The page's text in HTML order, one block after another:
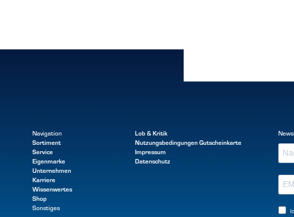
Navigation
Sortiment
Service
Eigenmarke
Unternehmen
Karriere
Wissenwertes
Shop
Sonstiges
Lob & Kritik
NutzungsbedingungenGutscheinkarte
Impressum
Datenschutz